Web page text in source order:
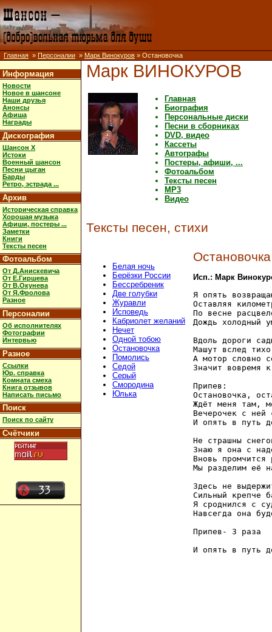
Главная » Персоналии » Марк Винокуров » Остановочка
Информация
Новости
Новое в шансоне
Наши друзья
Анонсы
Афиша
Награды
Дискография
Шансон X
Истоки
Военный шансон
Песни цыган
Барды
Ретро, эстрада ...
Архив
Историческая справка
Хорошая музыка
Афиши, постеры ...
Заметки
Книги
Тексты песен
Фотоальбом
От Д.Анискевича
От Е.Гиршева
От В.Окунева
От Я.Фролова
Разное
Персоналии
Об исполнителях
Фотографии
Интервью
Разное
Ссылки
Юр. справка
Комната смеха
Книга отзывов
Написать письмо
Поиск
Поиск по сайту
Счётчики
Марк ВИНОКУРОВ
Главная
Биография
Персональные диски
Песни в сборниках
DVD, видео
Кассеты
Автографы
Постеры, афиши, ...
Фотоальбом
Тексты песен
MP3
Видео
Тексты песен, стихи
Белая ночь
Берёзки России
Бессребреник
Две голубки
Журавли
Исповедь
Кабриолет желаний
Нечет
Одной тобою
Остановочка
Помолись
Седой
Серый
Смородина
Юлька
Остановочка
Исп.: Марк
Я опять
Оставляя
По весне
Дождь холодный
Вдоль дороги
Машут вслед
А мотор словно
Значит вовремя
Припев:
Остановочка,
Ждёт меня там,
Вечерочек с
И опять в путь
Не страшны
Знаю я она с
Вновь
Мы разделим её
Здесь не
Сильный крепче
Я сроднился с
Навсегда она
Припев- 3 раза